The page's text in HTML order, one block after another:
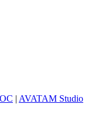
| AVATAM Studio